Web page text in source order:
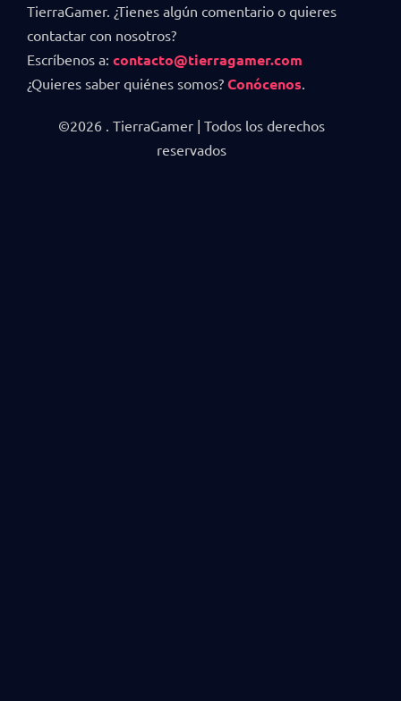
TierraGamer. ¿Tienes algún comentario o quieres
contactar con nosotros?
Escríbenos a: contacto@tierragamer.com
¿Quieres saber quiénes somos? Conócenos
©2026 . TierraGamer | Todos los derechos
reservados